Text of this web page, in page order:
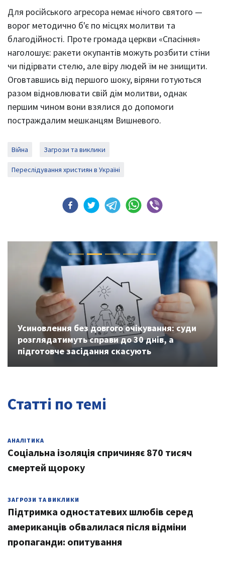
Для російського агресора немає нічого святого —
ворог методично б'є по місцях молитви та
благодійності. Проте громада церкви «Спасіння»
наголошує: ракети окупантів можуть розбити стіни
чи підірвати стелю, але віру людей їм не знищити.
Оговтавшись від першого шоку, віряни готуються
разом відновлювати свій дім молитви, однак
першим чином вони взялися до допомоги
постраждалим мешканцям Вишневого.
Війна Загрози та виклики
Переслідування християн в Україні
Усиновлення без довгого очікування: суди
розглядатимуть справи до 30 днів, а
підготовче засідання скасують
Previous Next
Статті по темі
АНАЛІТИКА
Соціальна ізоляція спричиняє 870 тисяч
смертей щороку
ЗАГРОЗИ ТА ВИКЛИКИ
Підтримка одностатевих шлюбів серед
американців обвалилася після відміни
пропаганди: опитування